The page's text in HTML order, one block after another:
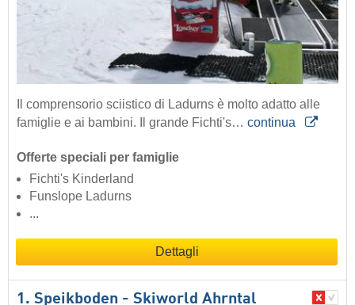
Il comprensorio sciistico di Ladurns è molto adatto alle
famiglie e ai bambini. Il grande Fichti's… continua
Offerte speciali per famiglie
Fichti's Kinderland
Funslope Ladurns
...
Dettagli
1. Speikboden - Skiworld Ahrntal